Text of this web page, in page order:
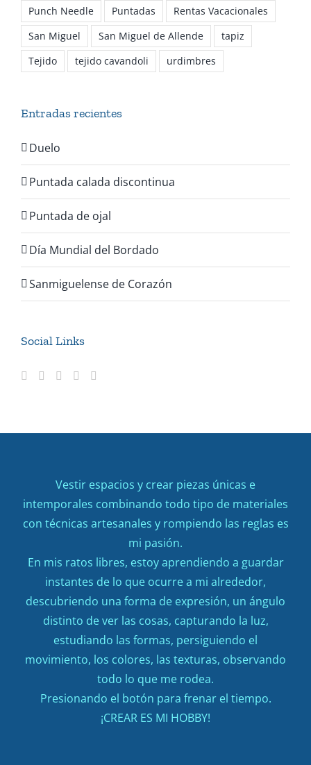
Punch Needle
Puntadas
Rentas Vacacionales
San Miguel
San Miguel de Allende
tapiz
Tejido
tejido cavandoli urdimbres
Entradas recientes
Duelo
Puntada calada discontinua
Puntada de ojal
Día Mundial del Bordado
Sanmiguelense de Corazón
Social Links
Vestir espacios y crear piezas únicas e
intemporales combinando todo tipo de materiales
con técnicas artesanales y rompiendo las reglas es
mi pasión.
En mis ratos libres, estoy aprendiendo a guardar
instantes de lo que ocurre a mi alrededor,
descubriendo una forma de expresión, un ángulo
distinto de ver las cosas, capturando la luz,
estudiando las formas, persiguiendo el
movimiento, los colores, las texturas, observando
todo lo que me rodea.
Presionando el botón para frenar el tiempo.
¡CREAR ES MI HOBBY!